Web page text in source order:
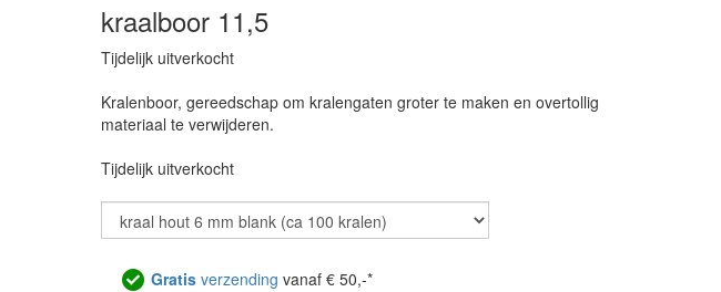
kraalboor 11,5
Tijdelijk uitverkocht
Kralenboor, gereedschap om kralengaten groter te maken en overtollig
materiaal te verwijderen.
Tijdelijk uitverkocht
Gratisverzending vanaf € 50,-*